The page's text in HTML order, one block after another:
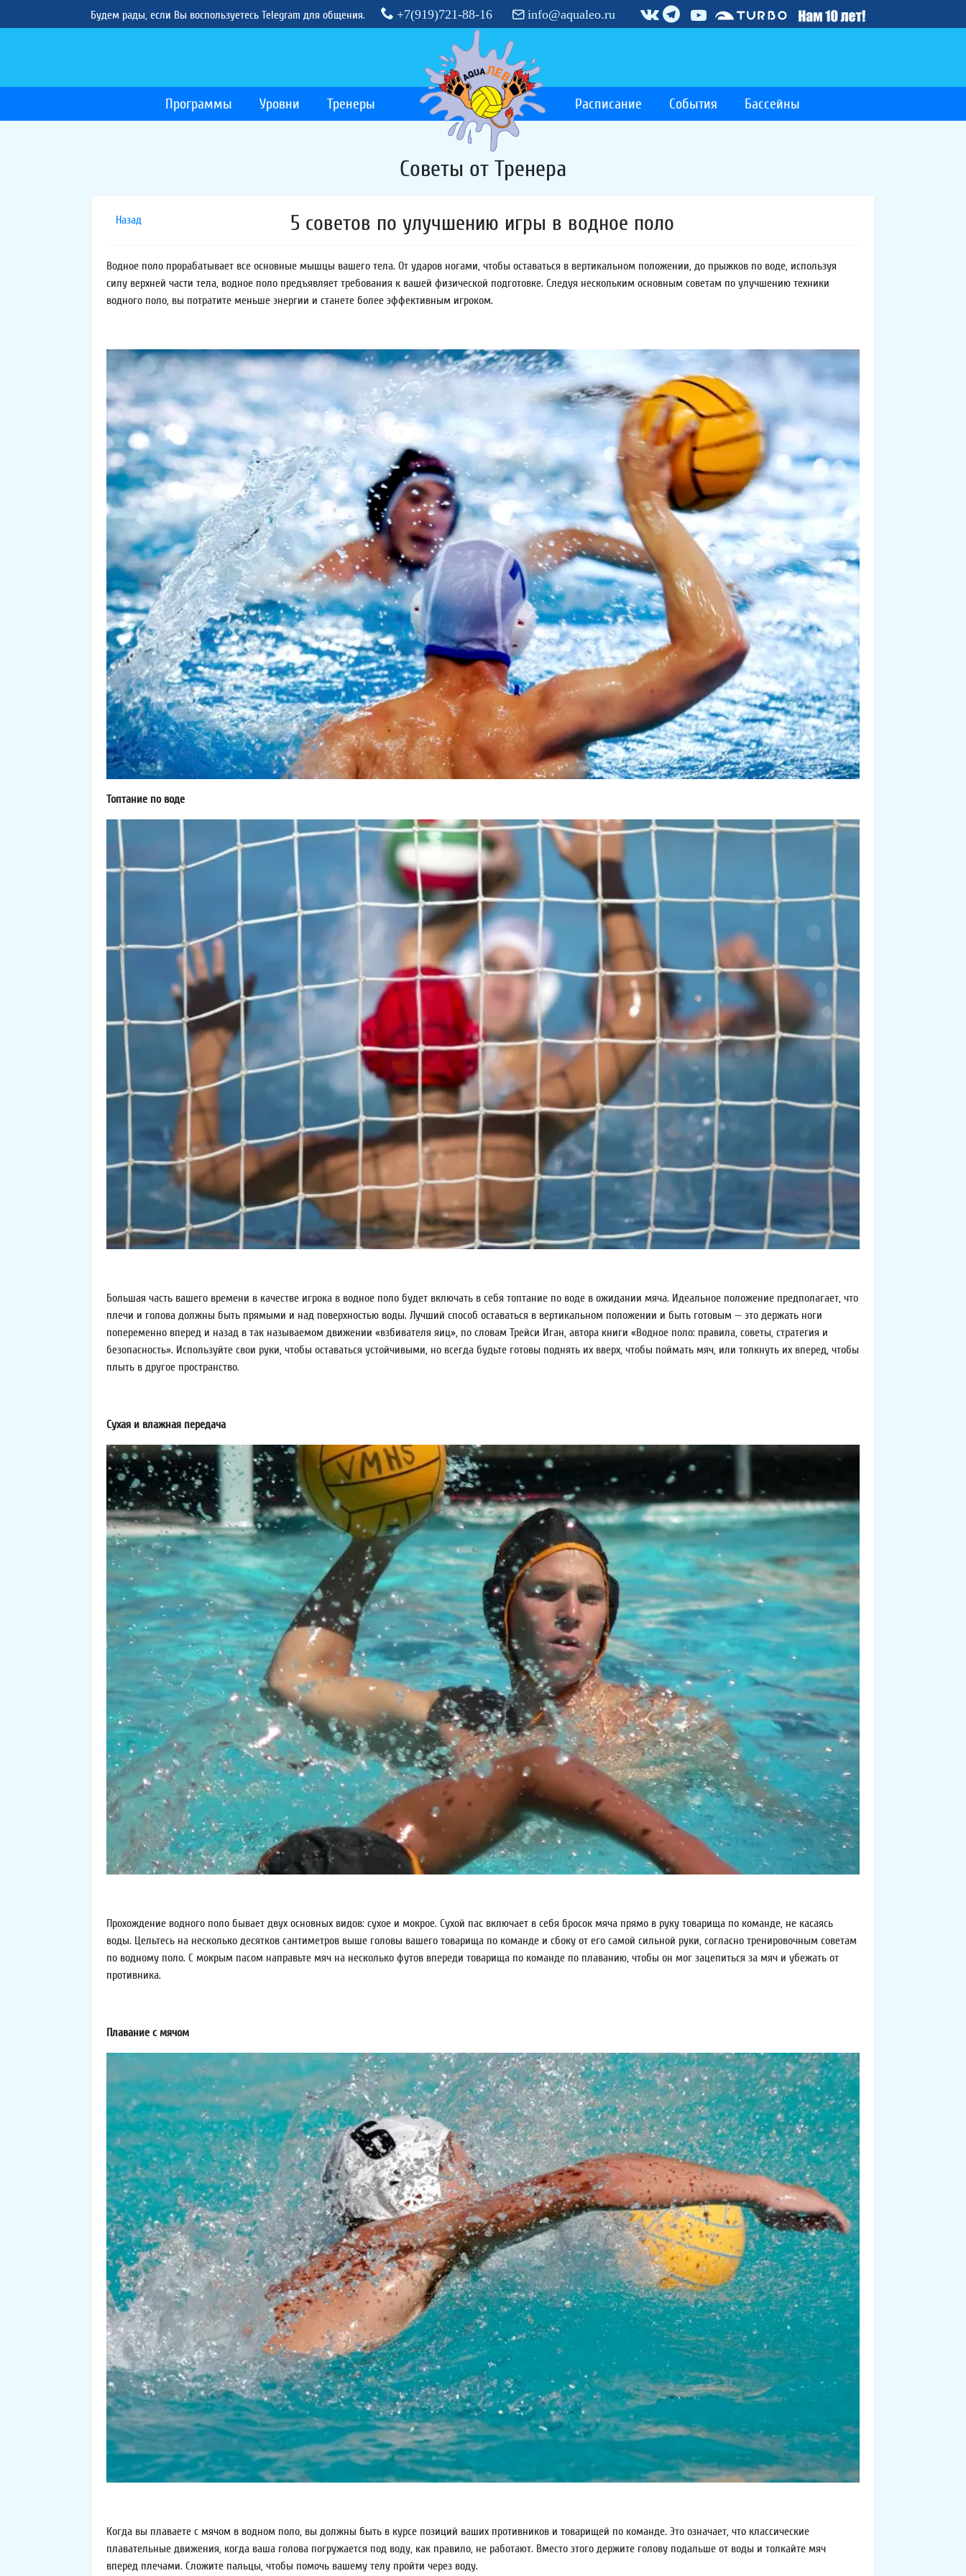
Будем рады, если Вы воспользуетесь Telegram для общения. +7(919)721-88-16 info@aqualeo.ru
Программы Уровни Тренеры Расписание События Бассейны
Советы от Тренера
Назад 5 советов по улучшению игры в водное поло
Водное поло прорабатывает все основные мышцы вашего тела. От ударов ногами, чтобы оставаться в вертикальном положении, до прыжков по воде, используя
силу верхней части тела, водное поло предъявляет требования к вашей физической подготовке. Следуя нескольким основным советам по улучшению техники
водного поло, вы потратите меньше энергии и станете более эффективным игроком.
Топтание по воде
Большая часть вашего времени в качестве игрока в водное поло будет включать в себя топтание по воде в ожидании мяча. Идеальное положение предполагает, что
плечи и голова должны быть прямыми и над поверхностью воды. Лучший способ оставаться в вертикальном положении и быть готовым — это держать ноги
попеременно вперед и назад в так называемом движении «взбивателя яиц», по словам Трейси Иган, автора книги «Водное поло: правила, советы, стратегия и
безопасность». Используйте свои руки, чтобы оставаться устойчивыми, но всегда будьте готовы поднять их вверх, чтобы поймать мяч, или толкнуть их вперед, чтобы
плыть в другое пространство.
Сухая и влажная передача
Прохождение водного поло бывает двух основных видов: сухое и мокрое. Сухой пас включает в себя бросок мяча прямо в руку товарища по команде, не касаясь
воды. Цельтесь на несколько десятков сантиметров выше головы вашего товарища по команде и сбоку от его самой сильной руки, согласно тренировочным советам
по водному поло. С мокрым пасом направьте мяч на несколько футов впереди товарища по команде по плаванию, чтобы он мог зацепиться за мяч и убежать от
противника.
Плавание с мячом
Когда вы плаваете с мячом в водном поло, вы должны быть в курсе позиций ваших противников и товарищей по команде. Это означает, что классические
плавательные движения, когда ваша голова погружается под воду, как правило, не работают. Вместо этого держите голову подальше от воды и толкайте мяч
вперед плечами. Сложите пальцы, чтобы помочь вашему телу пройти через воду.